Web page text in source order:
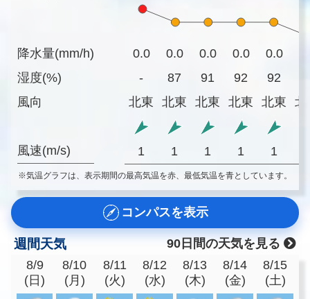
降水量(mm/h)
湿度(%)
風向
風速(m/s)
0.0 0.0 0.0 0.0 0.0
-
87 91 92 92
北東
北東 北東 北東 北東 北
1 1 1 1 1
※気温グラフは、表示期間の最高気温を赤、最低気温を青としています。
コンパスを表示
週間天気
90日間の天気を見る
8/9
(日)
8/10
(月)
8/11
(火)
8/12
(水)
8/13
(木)
8/14
(金)
8/15
(土)